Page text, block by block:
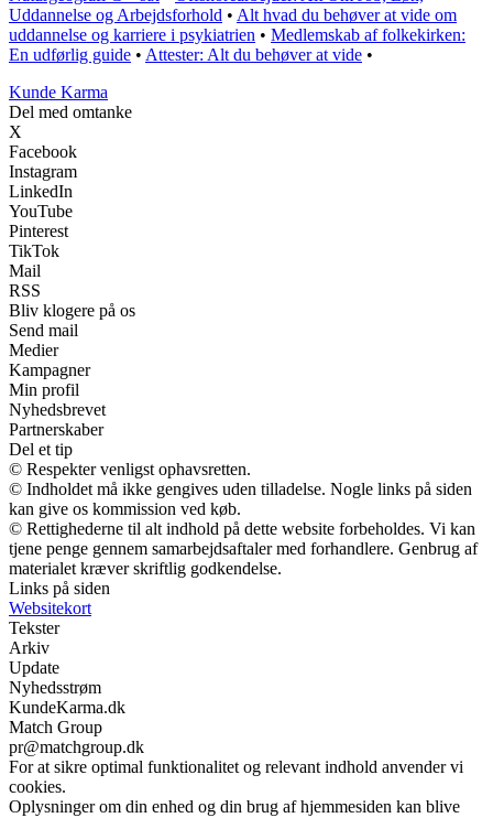
Uddannelse og Arbejdsforhold • Alt hvad du behøver at vide om
uddannelse og karriere i psykiatrien • Medlemskab af folkekirken:
En udførlig guide • Attester: Alt du behøver at vide •
Kunde Karma
Del med omtanke
X
Facebook
Instagram
LinkedIn
YouTube
Pinterest
TikTok
Mail
RSS
Bliv klogere på os
Send mail
Medier
Kampagner
Min profil
Nyhedsbrevet
Partnerskaber
Del et tip
© Respekter venligst ophavsretten.
© Indholdet må ikke gengives uden tilladelse. Nogle links på siden
kan give os kommission ved køb.
© Rettighederne til alt indhold på dette website forbeholdes. Vi kan
tjene penge gennem samarbejdsaftaler med forhandlere. Genbrug af
materialet kræver skriftlig godkendelse.
Links på siden
Websitekort
Tekster
Arkiv
Update
Nyhedsstrøm
KundeKarma.dk
Match Group
pr@matchgroup.dk
For at sikre optimal funktionalitet og relevant indhold anvender vi
cookies.
Oplysninger om din enhed og din brug af hjemmesiden kan blive